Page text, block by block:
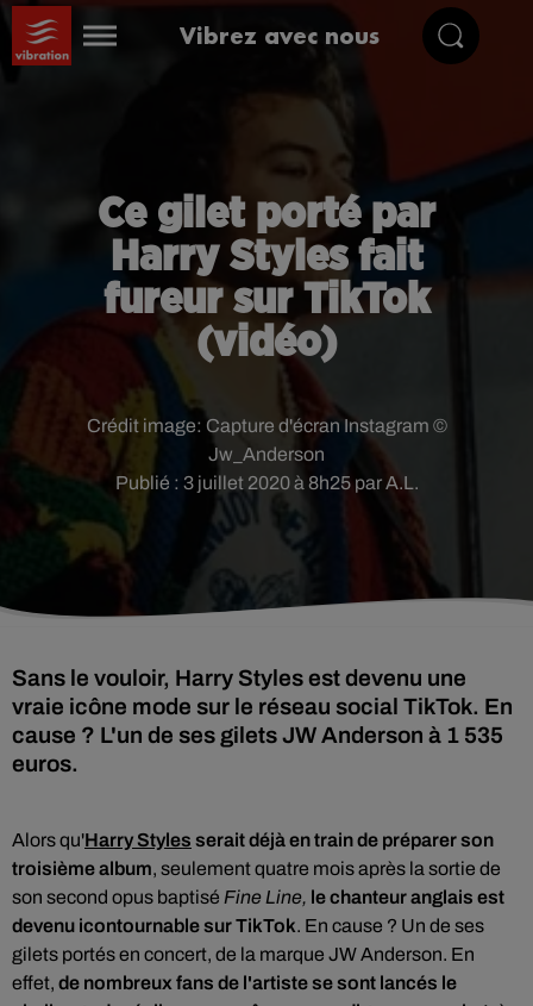
Vibrez avec nous
Ce gilet porté par
Harry Styles fait
fureur sur TikTok
(vidéo)
Publié : 3 juillet 2020 à 8h25 par A.L.
Crédit image: Capture d'écran Instagram ©
Jw_Anderson
Sans le vouloir, Harry Styles est devenu une
vraie icône mode sur le réseau social TikTok. En
cause ? L'un de ses gilets JW Anderson à 1 535
euros.
Alors qu'Harry Styles serait déjà en train de préparer son
troisièmealbum, seulement quatre mois après la sortie de
son second opus baptisé Fine Line, le chanteur anglais est
devenu icontournable sur TikTok. En cause ? Un de ses
gilets portés en concert, de la marque JW Anderson. En
effet, de nombreux fans de l'artiste se sont lancés le